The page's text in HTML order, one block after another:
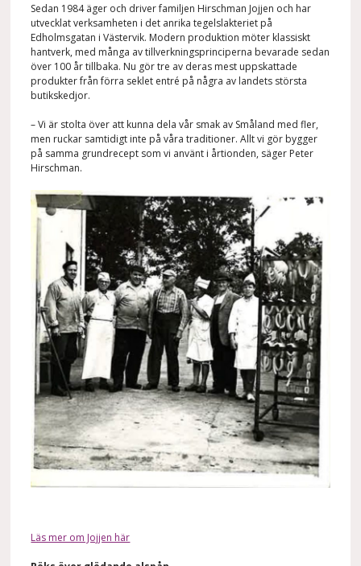
Sedan 1984 äger och driver familjen Hirschman Jojjen och har
utvecklat verksamheten i det anrika tegelslakteriet på
Edholmsgatan i Västervik. Modern produktion möter klassiskt
hantverk, med många av tillverkningsprinciperna bevarade sedan
över 100 år tillbaka. Nu gör tre av deras mest uppskattade
produkter från förra seklet entré på några av landets största
butikskedjor.
– Vi är stolta över att kunna dela vår smak av Småland med fler,
men ruckar samtidigt inte på våra traditioner. Allt vi gör bygger
på samma grundrecept som vi använt i årtionden, säger Peter
Hirschman.
Läs mer om Jojjen här